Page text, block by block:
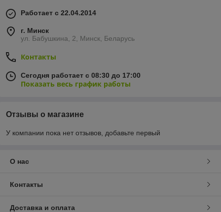
Работает с 22.04.2014
г. Минск
ул. Бабушкина, 2, Минск, Беларусь
Контакты
Сегодня работает с 08:30 до 17:00
Показать весь график работы
Отзывы о магазине
У компании пока нет отзывов, добавьте первый
О нас
Контакты
Доставка и оплата